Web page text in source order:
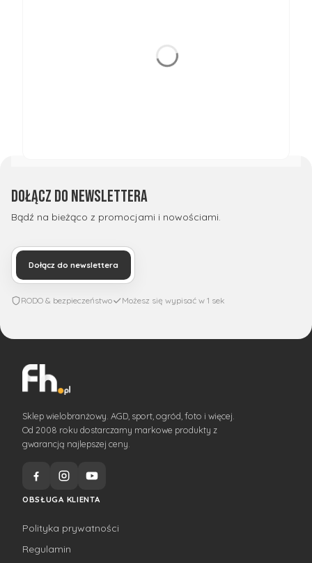
Dołącz do newslettera
Bądź na bieżąco z promocjami i nowościami.
Dołącz do newslettera
RODO & bezpieczeństwo Możesz się wypisać w 1 sek
Sklep wielobranżowy. AGD, sport, ogród, foto i więcej.
Od 2008 roku dostarczamy markowe produkty z
gwarancją najlepszej ceny.
OBSŁUGA KLIENTA
Polityka prywatności
Regulamin